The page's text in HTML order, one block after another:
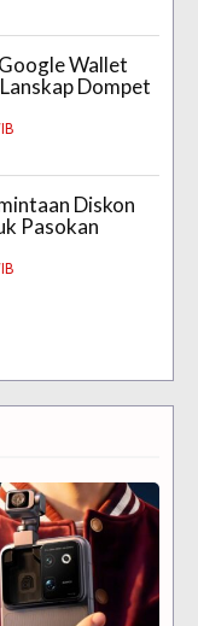
Wallet
Dompet
Diskon
Pasokan